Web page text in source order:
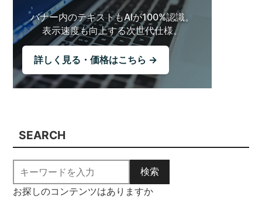
バナー内のテキストもAIが100%認識。
表示速度も向上する次世代仕様。
詳しく見る・価格はこちら →
SEARCH
検索
お探しのコンテンツはありますか